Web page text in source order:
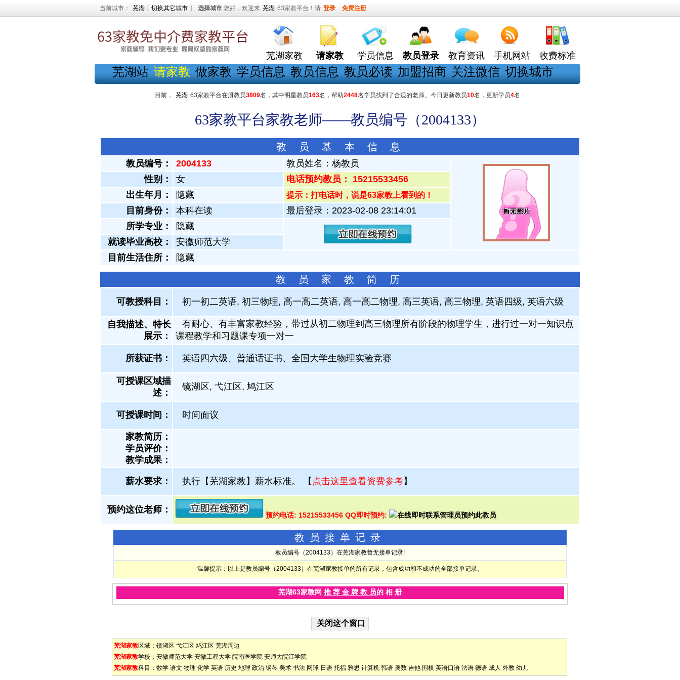
当前城市： 芜湖 [ 切换其它城市 ] 选择城市 您好，欢迎来 芜湖 63家教平台！请 登录 免费注册
芜湖家教 请家教 学员信息 教员登录 教育资讯 手机网站 收费标准
芜湖站 请家教 做家教 学员信息 教员信息 教员必读 加盟招商 关注微信 切换城市
目前， 芜湖 63家教平台在册教员3809名，其中明星教员163名，帮助2448名学员找到了合适的老师。今日更新教员10名，更新学员4名
63家教平台家教老师——教员编号（2004133）
教 员 基 本 信 息
教员编号： 2004133 教员姓名： 杨教员
性别：
女
电话预约教员： 15215533456
出生年月：
隐藏 提示：打电话时，说是63家教上看到的！
目前身份： 本科在读
最后登录：2023-02-08 23:14:01
所学专业：
隐藏
就读毕业高校：
安徽师范大学
目前生活住所：
隐藏
教 员 家 教 简 历
可教授科目： 初一初二英语, 初三物理, 高一高二英语, 高一高二物理, 高三英语, 高三物理, 英语四级, 英语六级
自我描述、特长
展示 ：
有耐心、有丰富家教经验，带过从初二物理到高三物理所有阶段的物理学生，进行过一对一知识点
课程教学和习题课专项一对一
所获证书 ： 英语四六级、普通话证书、全国大学生物理实验竞赛
可授课区域描
述：
镜湖区, 弋江区, 鸠江区
可授课时间： 时间面议
家教简历：
学员评价：
教学成果：
薪水要求： 执行【芜湖家教】薪水标准。 【 点击这里查看资费参考】
预约这位老师：
预约电话: 15215533456 QQ即时预约:
教员接单记录
教员编号（2004133）在芜湖家教暂无接单记录!
温馨提示：以上是教员编号（2004133）在芜湖家教接单的所有记录，包含成功和不成功的全部接单记录。
芜湖63家教网 推 荐 金 牌 教 员的 相 册
芜湖家教区域： 镜湖区 弋江区 鸠江区 芜湖周边
芜湖家教学校： 安徽师范大学 安徽工程大学 皖南医学院 安师大皖江学院
芜湖家教科目： 数学 语文 物理 化学 英语 历史 地理 政治 钢琴 美术 书法 网球 日语 托福 雅思 计算机 韩语 奥数 吉他 围棋 英语口语 法语 德语 成人 外教 幼儿